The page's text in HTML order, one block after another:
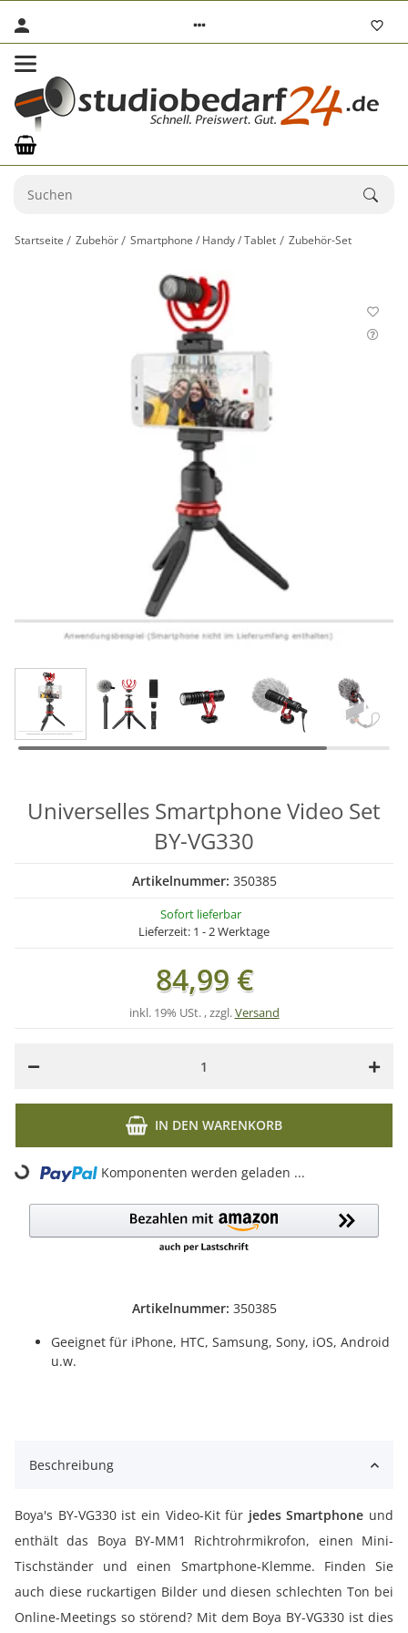
Startseite Zubehör Smartphone / Handy / Tablet Zubehör-Set
Artikelnummer: 350385
Geeignet für iPhone, HTC, Samsung, Sony, iOS, Android
u.w.
Universelles Smartphone Video Set
BY-VG330
Artikelnummer: 350385
Sofort lieferbar
Lieferzeit: 1 - 2 Werktage
84,99 €
inkl. 19% USt. , zzgl.Versand
IN DEN WARENKORB
Loading... Komponenten werden geladen ...
Beschreibung
Boya's BY-VG330 ist ein Video-Kit für jedes Smartphone und
enthält das Boya BY-MM1 Richtrohrmikrofon, einen Mini-
Tischständer und einen Smartphone-Klemme. Finden Sie
auch diese ruckartigen Bilder und diesen schlechten Ton bei
Online-Meetings so störend? Mit dem Boya BY-VG330 ist dies